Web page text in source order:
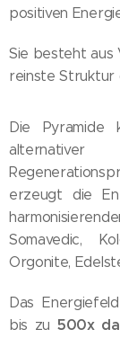
positiven
Sie besteht aus
reinste Struktur
Die Pyramide
erzeugt die
Somavedic,
Orgonite,
Das
bis zu 500x